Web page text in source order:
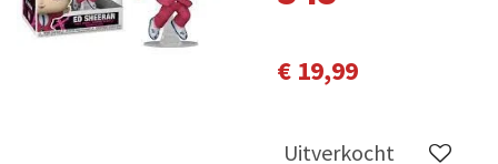
€ 19,99
Uitverkocht